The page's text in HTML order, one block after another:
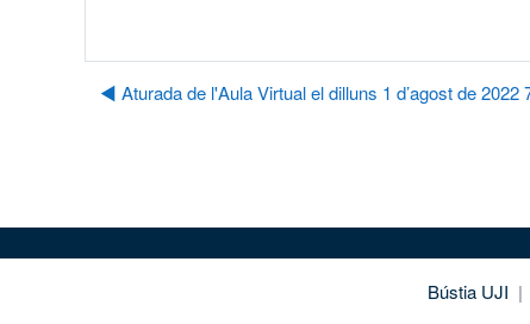
◀︎ Aturada de l'Aula Virtual el dilluns 1 d’agost de 2022
Bústia UJI |